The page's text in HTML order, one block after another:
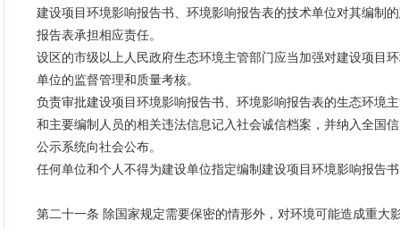
建设项目环境影响报告书、环境影响报告表的技术单位对其编制
报告表承担相应责任。
设区的市级以上人民政府生态环境主管部门应当加强对建设项目
单位的监督管理和质量考核。
负责审批建设项目环境影响报告书、环境影响报告表的生态环境
和主要编制人员的相关违法信息记入社会诚信档案，并纳入全国
公示系统向社会公布。
任何单位和个人不得为建设单位指定编制建设项目环境影响报告
第二十一条 除国家规定需要保密的情形外，对环境可能造成重大